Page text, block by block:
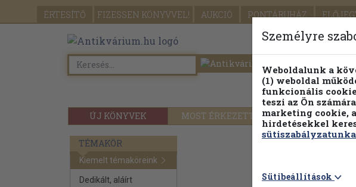
ÉRTESÍTŐ FIZESSEN KÖNYVVEL! AUKCIÓ PONTÁRUHÁZ
ÚJ KÖNYVEK MOST ÉRKEZETT PILLANATNYI
TÉMAKÖR
Kiemelt témaköreink
Dedikált, aláírt
Személyre
Weboldalunk a
(1) weboldal
funkcionális
teszi az Ön
marketing cookie,
hirdetésekkel
Sütibeállítások